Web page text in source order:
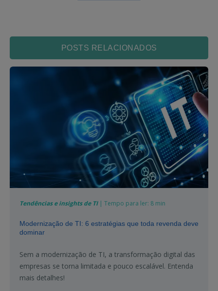
POSTS RELACIONADOS
Tendências e insights de TI| Tempo para ler: 8 min
Modernização de TI: 6 estratégias que toda revenda deve
dominar
Sem a modernização de TI, a transformação digital das
empresas se torna limitada e pouco escalável. Entenda
mais detalhes!